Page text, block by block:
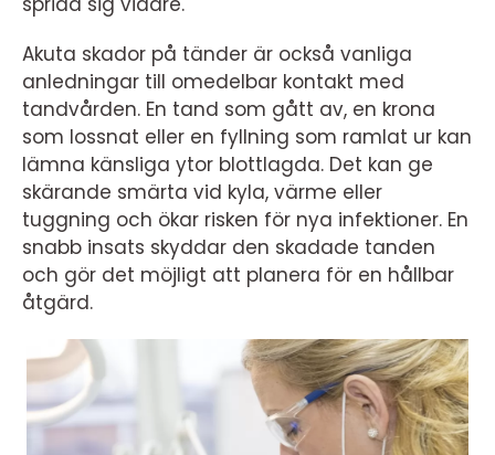
Akuta skador på tänder är också vanliga
anledningar till omedelbar kontakt med
tandvården. En tand som gått av, en krona
som lossnat eller en fyllning som ramlat ur kan
lämna känsliga ytor blottlagda. Det kan ge
skärande smärta vid kyla, värme eller
tuggning och ökar risken för nya infektioner. En
snabb insats skyddar den skadade tanden
och gör det möjligt att planera för en hållbar
åtgärd.